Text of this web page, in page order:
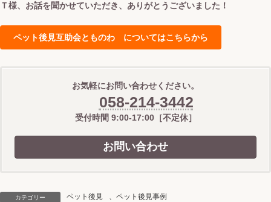
Ｔ様、お話を聞かせていただき、ありがとうございました！
ペット後見互助会とものわ についてはこちらから
お気軽にお問い合わせください。
058-214-3442
受付時間 9:00-17:00［不定休］
お問い合わせ
カテゴリー ペット後見 、 ペット後見事例